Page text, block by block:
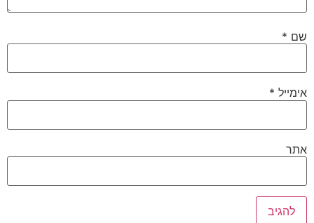
שם *
אימייל *
אתר